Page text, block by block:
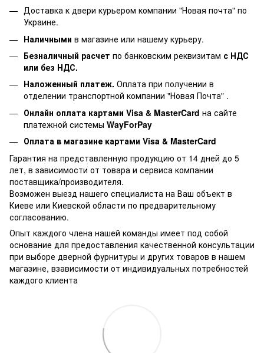
Доставка к двери курьером компании "Новая почта" по
Украине.
Наличными в магазине или нашему курьеру.
Безналичный расчет по банковским реквизитам с НДС
или без НДС.
Наложенный платеж. Оплата при получении в
отделении транспортной компании "Новая Почта" .
Онлайн оплата картами Visa & MasterCard на сайте
платежной системы WayForPay
Оплата в магазине картами Visa & MasterCard
Гарантия на представленную продукцию от 14 дней до 5
лет, в зависимости от товара и сервиса компании
поставщика/производителя.
Возможен выезд нашего специалиста на Ваш объект в
Киеве или Киевской области по предварительному
согласованию.
Опыт каждого члена нашей команды имеет под собой
основание для предоставления качественной консультации
при выборе дверной фурнитуры и других товаров в нашем
магазине, взависимости от индивидуальных потребностей
каждого клиента